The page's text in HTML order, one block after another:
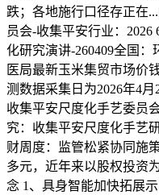
跌；各地施行口径存正在
员会-收集平安行业：
化研究演讲-260409全国
医局最新玉米集贸市场价
测数据采集日为2026年4月
收集平安尺度化手艺委员
究：收集平安尺度化手艺
财周度：监管松紧协同施
多元，近年来以股权投资
念 1、具身智能加快拓展